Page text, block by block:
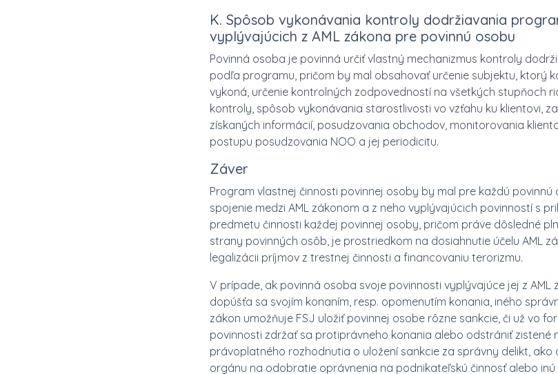
K. Spôsob vykonávania kontroly dodržiavania
vyplývajúcich z AML zákona pre povinnú osobu
Povinná osoba je povinná určiť vlastný mechanizmus kontroly
podľa programu, pričom by mal obsahovať určenie subjektu, ktorý
vykoná, určenie kontrolných zodpovedností na všetkých stupňoch
kontroly, spôsob vykonávania starostlivosti vo vzťahu ku klientovi,
získaných informácií, posudzovania obchodov, monitorovania
postupu posudzovania NOO a jej periodicitu.
Záver
Program vlastnej činnosti povinnej osoby by mal pre každú
spojenie medzi AML zákonom a z neho vyplývajúcich povinností s
predmetu činnosti každej povinnej osoby, pričom práve dôsledné
strany povinných osôb, je prostriedkom na dosiahnutie účelu AML
legalizácii príjmov z trestnej činnosti a financovaniu terorizmu.
V prípade, ak povinná osoba svoje povinnosti vyplývajúce jej z AML
dopúšťa sa svojím konaním, resp. opomenutím konania, iného
zákon umožňuje FSJ uložiť povinnej osobe rôzne sankcie, či už vo
povinnosti zdržať sa protiprávneho konania alebo odstrániť zistené
právoplatného rozhodnutia o uložení sankcie za správny delikt,
orgánu na odobratie oprávnenia na podnikateľskú činnosť alebo